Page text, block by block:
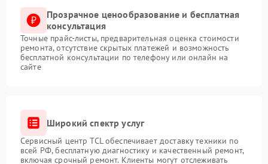
Прозрачное ценообразование и бесплатная
консультация
Точные прайс-листы, предварительная оценка стоимости
ремонта, отсутствие скрытых платежей и возможность
бесплатной консультации по телефону или онлайн на
сайте
Широкий спектр услуг
Сервисный центр TCL обеспечивает доставку техники по
всей РФ, бесплатную диагностику и качественный ремонт,
включая срочный ремонт. Клиенты могут отслеживать